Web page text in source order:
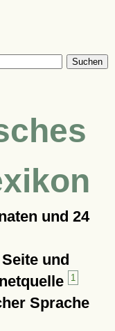
Suchen
und 24
und
1
Sprache